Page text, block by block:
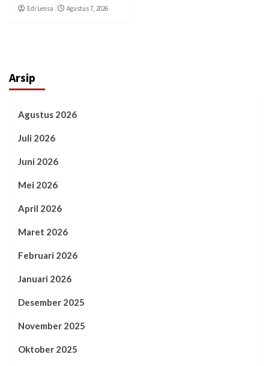
Edi Lensa Agustus 7, 2026
Arsip
Agustus 2026
Juli 2026
Juni 2026
Mei 2026
April 2026
Maret 2026
Februari 2026
Januari 2026
Desember 2025
November 2025
Oktober 2025